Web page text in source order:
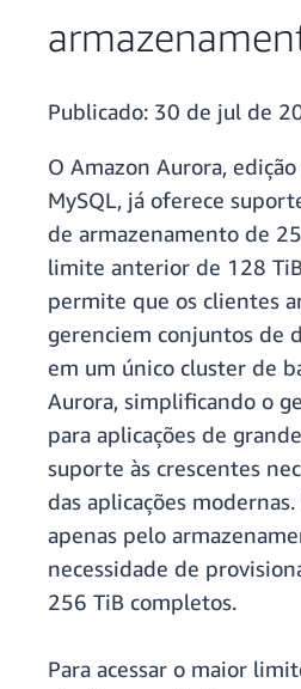
Publicado: 30 de jul de
O Amazon Aurora,
MySQL, já oferece
de armazenamento de
limite anterior de 128
permite que os clientes
gerenciem conjuntos de
em um único cluster de
Aurora, simplificando o
para aplicações de
suporte às crescentes
das aplicações
apenas pelo
necessidade de
256 TiB completos.
Para acessar o maior